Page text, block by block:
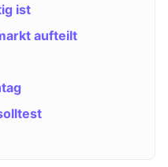
ist
aufteilt